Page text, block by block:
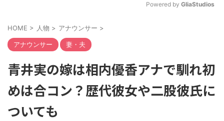
Powered by GliaStudios
HOME > 人物 > アナウンサー >
アナウンサー 妻・夫
青井実の嫁は相内優香アナで馴れ初
めは合コン？歴代彼女や二股彼氏に
ついても